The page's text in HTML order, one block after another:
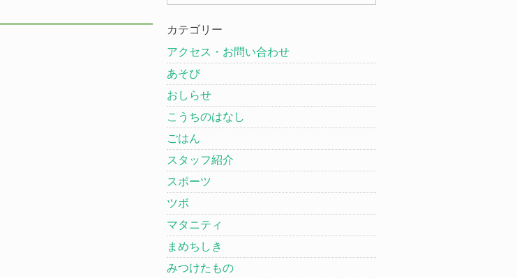
カテゴリー
アクセス・お問い合わせ
あそび
おしらせ
こうちのはなし
ごはん
スタッフ紹介
スポーツ
ツボ
マタニティ
まめちしき
みつけたもの